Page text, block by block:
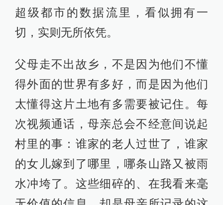
超级都市的数据流里，看似拥有一
切，实则无所依凭。
父母走不出故乡，不是因为他们不懂
得外面的世界有多好，而是因为他们
太懂得这片土地有多需要被记住。每
次视频通话，母亲总会不经意间说起
村里的事：谁家的老人过世了，谁家
的女儿嫁到了哪里，哪条山路又被雨
水冲垮了。这些细碎的、在我看来毫